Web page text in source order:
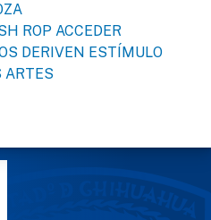
ROP ACCEDER
DERIVEN ESTÍMULO
ARTES